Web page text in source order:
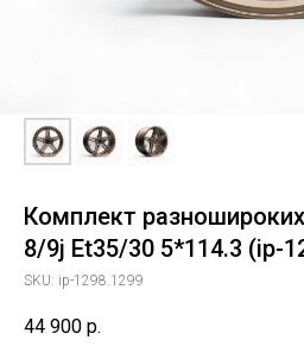
Комплект
8/9j Et35/30 5*114.3 (ip-
SKU: ip-1298.1299
44 900 р.